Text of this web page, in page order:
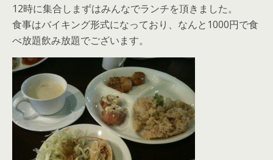
12時に集合しまずはみんなでランチを頂きました。
食事はバイキング形式になっており、なんと1000円で食
べ放題飲み放題でございます。